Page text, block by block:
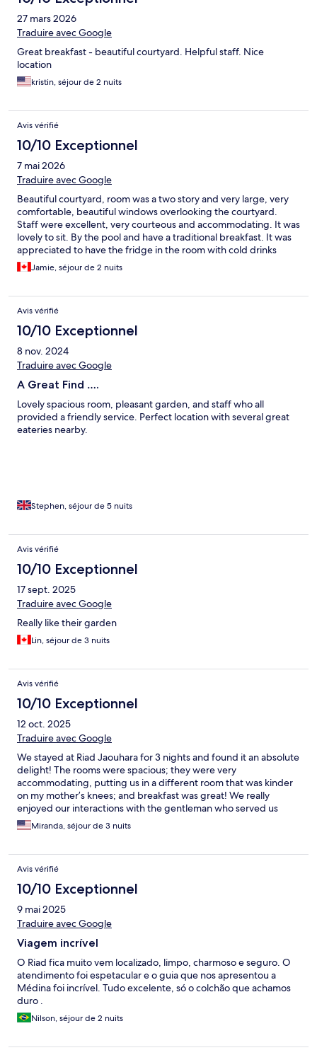
27 mars 2026
Traduire avec Google
Great breakfast - beautiful courtyard. Helpful staff. Nice
location
kristin, séjour de 2 nuits
Avis vérifié
10/10 Exceptionnel
7 mai 2026
Traduire avec Google
Beautiful courtyard, room was a two story and very large, very
comfortable, beautiful windows overlooking the courtyard.
Staff were excellent, very courteous and accommodating. It was
lovely to sit. By the pool and have a traditional breakfast. It was
appreciated to have the fridge in the room with cold drinks
upon arrival.
Jamie, séjour de 2 nuits
Avis vérifié
10/10 Exceptionnel
8 nov. 2024
Traduire avec Google
A Great Find ….
Lovely spacious room, pleasant garden, and staff who all
provided a friendly service. Perfect location with several great
eateries nearby.
Stephen, séjour de 5 nuits
Avis vérifié
10/10 Exceptionnel
17 sept. 2025
Traduire avec Google
Really like their garden
Lin, séjour de 3 nuits
Avis vérifié
10/10 Exceptionnel
12 oct. 2025
Traduire avec Google
We stayed at Riad Jaouhara for 3 nights and found it an absolute
delight! The rooms were spacious; they were very
accommodating, putting us in a different room that was kinder
on my mother’s knees; and breakfast was great! We really
enjoyed our interactions with the gentleman who served us
breakfast every day- he was polite and charming. The Riad was
within 3 minutes walk to the blue gate and highly accessible to
Miranda, séjour de 3 nuits
Avis vérifié
10/10 Exceptionnel
9 mai 2025
Traduire avec Google
Viagem incrível
O Riad fica muito vem localizado, limpo, charmoso e seguro. O
atendimento foi espetacular e o guia que nos apresentou a
Médina foi incrível. Tudo excelente, só o colchão que achamos
duro .
Nilson, séjour de 2 nuits